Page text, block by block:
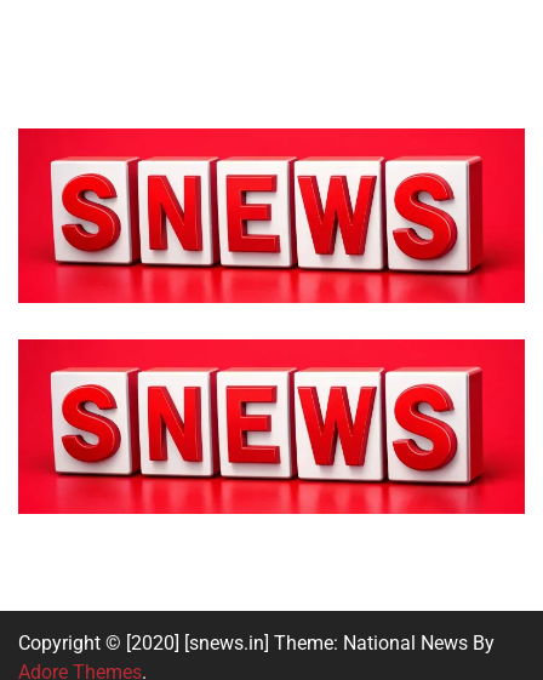
Copyright © [2020] [snews.in] Theme: National News By
Adore Themes.